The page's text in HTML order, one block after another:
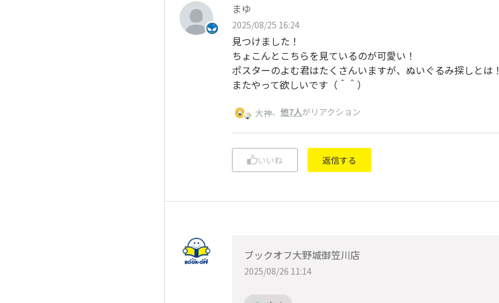
まゆ
2025/08/25 16:24
見つけました！
ちょこんとこちらを見ているのが可愛い！
ポスターのよむ君はたくさんいますが、ぬいぐるみ探しとは！
またやって欲しいです（＾＾）
大神、 他7人がリアクション
いいね 返信する
ブックオフ大野城御笠川店
2025/08/26 11:14